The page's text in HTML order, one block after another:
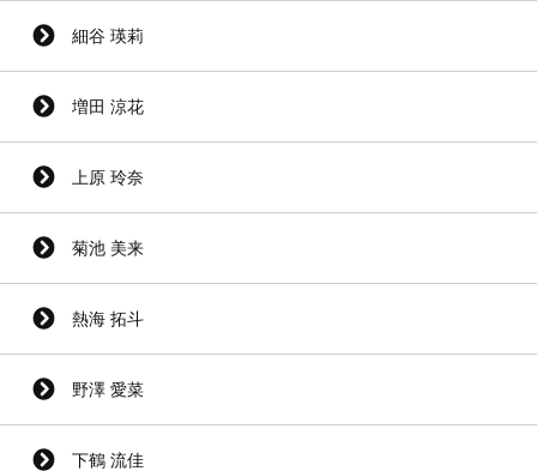
細谷 瑛莉
増田 涼花
上原 玲奈
菊池 美来
熱海 拓斗
野澤 愛菜
下鶴 流佳